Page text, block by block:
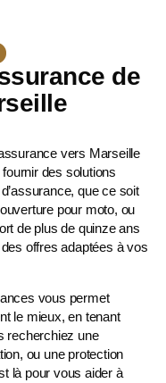
de
vers Marseille
des solutions
que ce soit
pour moto, ou
de plus de quinze ans
offres adaptées à vos
vous permet
le mieux, en tenant
recherchiez une
ou une protection
là pour vous aider à